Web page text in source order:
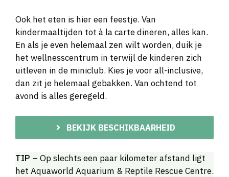
Ook het eten is hier een feestje. Van
kindermaaltijden tot à la carte dineren, alles kan.
En als je even helemaal zen wilt worden, duik je
het wellnesscentrum in terwijl de kinderen zich
uitleven in de miniclub. Kies je voor all-inclusive,
dan zit je helemaal gebakken. Van ochtend tot
avond is alles geregeld.
BEKIJK BESCHIKBAARHEID
TIP – Op slechts een paar kilometer afstand ligt
het Aquaworld Aquarium & Reptile Rescue Centre.